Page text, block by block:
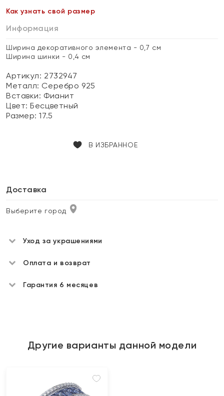
Как узнать свой размер
Информация
Ширина декоративного элемента - 0,7 см
Ширина шинки - 0,4 см
Артикул: 2732947
Металл: Серебро 925
Вставки: Фианит
Цвет:Бесцветный
Размер:17.5
В ИЗБРАННОЕ
Доставка
Выберите город
Уход за украшениями
Оплата и возврат
Гарантия 6 месяцев
Другие варианты данной модели